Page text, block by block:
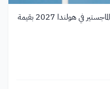
منحة جامعة ليدن للتميز لدراسة الماجستير في هولندا 2027 بقيمة